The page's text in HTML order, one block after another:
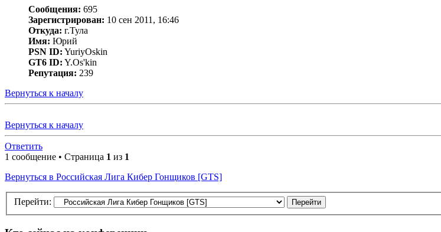
Сообщения: 695
Зарегистрирован: 10 сен 2011, 16:46
Откуда: г.Тула
Имя: Юрий
PSN ID: YuriyOskin
GT6 ID: Y.Os'kin
Репутация: 239
Вернуться к началу
Вернуться к началу
Ответить
1 сообщение • Страница 1 из 1
Вернуться в Российская Лига Кибер Гонщиков [GTS]
Перейти: